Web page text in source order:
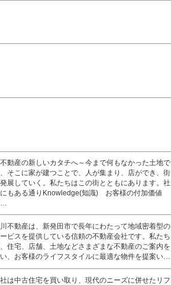
動産の新しいカタチへ～今まで何もなかった土地で
そこに家が建つことで、人が集まり、店ができ、街
展していく。私たちはこの街とともにあります。社
もある通りKnowledge(知識) お客様の付加価値
…
不動産は、新発田市で長年にわたって地域密着型の
ビスを提供している信頼の不動産会社です。私たち
住宅、店舗、土地などさまざまな不動産のご案内を
、お客様のライフスタイルに最適な物件を提案い…
は中古住宅を買い取り、現代のニーズに併せたリフ